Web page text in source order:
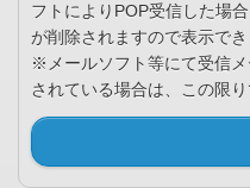
フトによりPOP受信した場
が削除されますので表示でき
※メールソフト等にて受信
されている場合は、この限り